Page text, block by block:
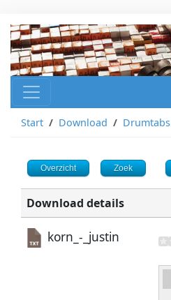
Start Download Drumtabs
Overzicht Zoek
Download details
korn_-_justin